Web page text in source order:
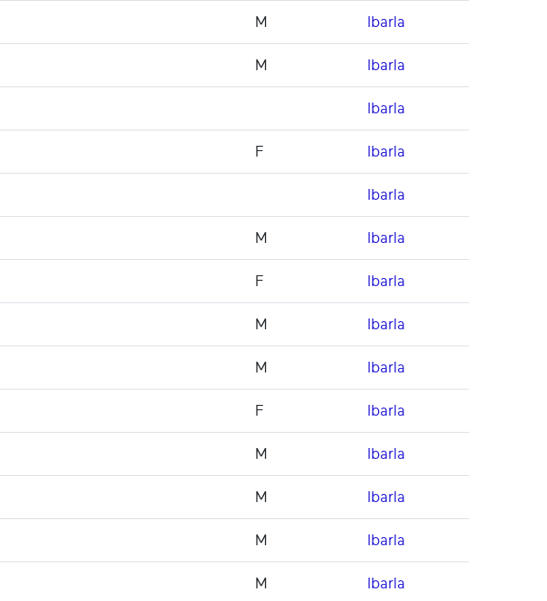
M Ibarla
M Ibarla
Ibarla
F Ibarla
Ibarla
M Ibarla
F Ibarla
M Ibarla
M Ibarla
F Ibarla
M Ibarla
M Ibarla
M Ibarla
M Ibarla